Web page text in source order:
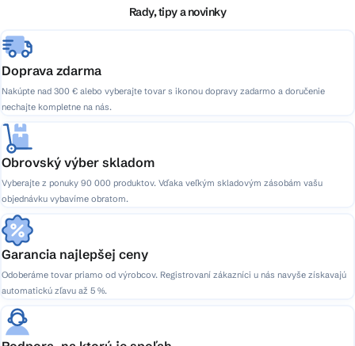
e
Rady, tipy a novinky
Doprava zdarma
Nakúpte nad 300 € alebo vyberajte tovar s ikonou dopravy zadarmo a doručenie
nechajte kompletne na nás.
Obrovský výber skladom
Vyberajte z ponuky 90 000 produktov. Vďaka veľkým skladovým zásobám vašu
objednávku vybavíme obratom.
Garancia najlepšej ceny
Odoberáme tovar priamo od výrobcov. Registrovaní zákazníci u nás navyše získavajú
automatickú zľavu až 5 %.